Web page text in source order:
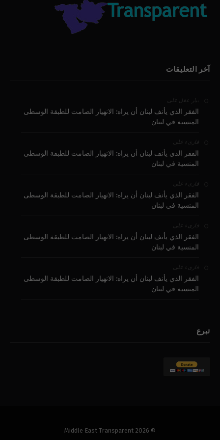
آخر التعليقات
بيار عقل على
الفقر الذي يأنف لبنان أن يراه: الانهيار الصامت للطبقة الوسطى
المنسية في لبنان
قارىء على
الفقر الذي يأنف لبنان أن يراه: الانهيار الصامت للطبقة الوسطى
المنسية في لبنان
قارىء على
الفقر الذي يأنف لبنان أن يراه: الانهيار الصامت للطبقة الوسطى
المنسية في لبنان
قارىء على
الفقر الذي يأنف لبنان أن يراه: الانهيار الصامت للطبقة الوسطى
المنسية في لبنان
قارىء على
الفقر الذي يأنف لبنان أن يراه: الانهيار الصامت للطبقة الوسطى
المنسية في لبنان
تبرع
© 2026 Middle East Transparent